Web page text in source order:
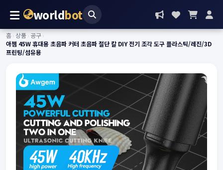
worldbot
홈›상품› 공구›
아젬 45W 휴대용 초음파 커터 초음파 절단 칼 DIY 전기 조각 도구 플라스틱/레진/3D
프린팅/섬유용